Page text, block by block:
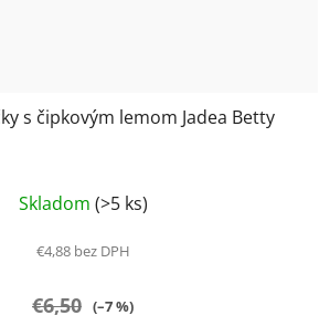
s čipkovým lemom Jadea Betty
hodnotenie
produktu
5,0
Skladom (>5 ks)
€4,88 bez DPH
€6,50 (–7 %)